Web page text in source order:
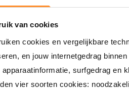
van cookies
cookies en vergelijkbare
en jouw internetgedrag
surfgedrag en
vier soorten cookies: